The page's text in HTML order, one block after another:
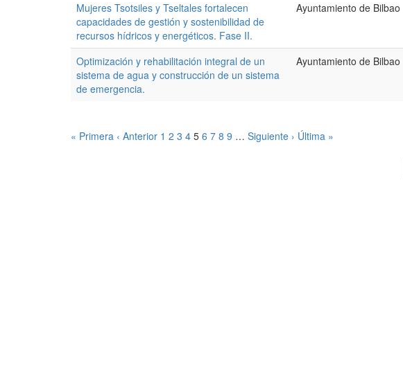
Mujeres Tsotsiles y Tseltales fortalecen
capacidades de gestión y sostenibilidad de
recursos hídricos y energéticos. Fase II.
Ayuntamiento de Bilbao
Optimización y rehabilitación integral de un
sistema de agua y construcción de un sistema
de emergencia.
Ayuntamiento de Bilbao
« Primera ‹ Anterior 1 2 3 4 5 6 7 8 9 … Siguiente › Última »